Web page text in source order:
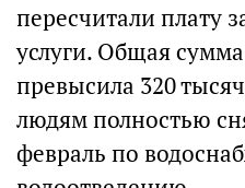
пересчитали плату
услуги. Общая
превысила 320
людям полностью
февраль по